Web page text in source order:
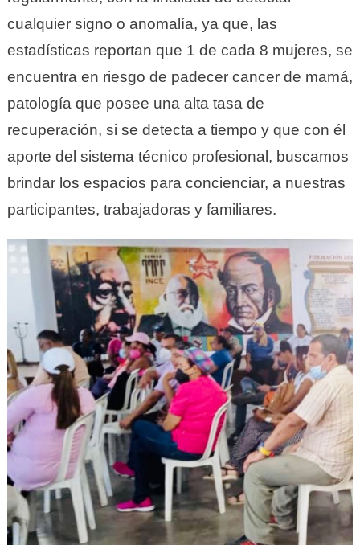
cualquier signo o anomalía, ya que, las
estadísticas reportan que 1 de cada 8 mujeres, se
encuentra en riesgo de padecer cancer de mamá,
patología que posee una alta tasa de
recuperación, si se detecta a tiempo y que con él
aporte del sistema técnico profesional, buscamos
brindar los espacios para concienciar, a nuestras
participantes, trabajadoras y familiares.